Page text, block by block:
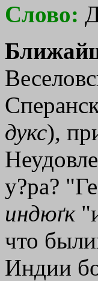
Слово:
дукс),
у?ра?
индюґк
что
Индии